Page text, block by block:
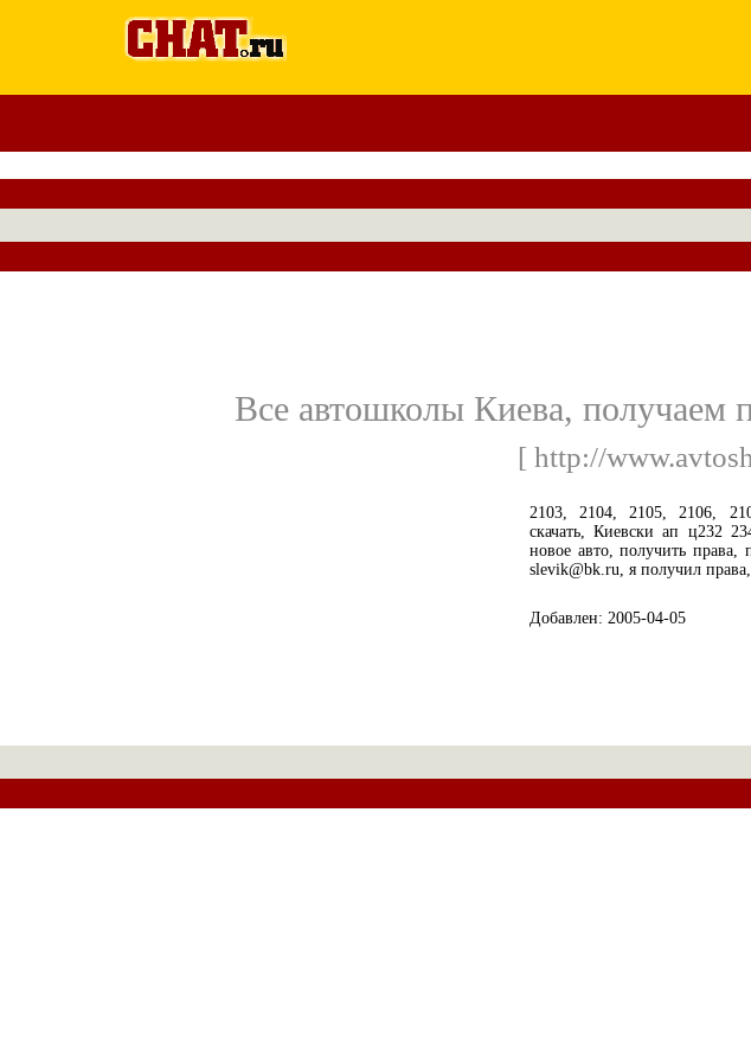
Все автошколы Киева, получаем
[ http://
2103, 2104, 2105, 2106,
скачать, Киевски ап ц232
новое авто, получить права,
slevik@bk.ru, я получил
Добавлен: 2005-04-05